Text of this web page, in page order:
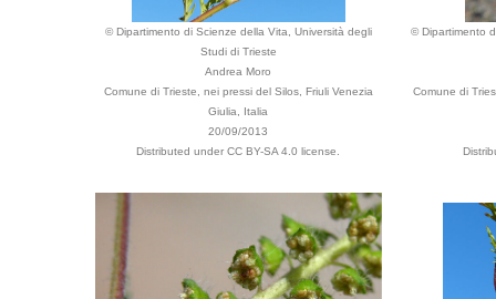
© Dipartimento di Scienze della Vita, Università degli
Studi di Trieste
Andrea Moro
Comune di Trieste, nei pressi del Silos, Friuli Venezia
Giulia, Italia
20/09/2013
Distributed under CC BY-SA 4.0 license.
© Dipartimento
Comune di